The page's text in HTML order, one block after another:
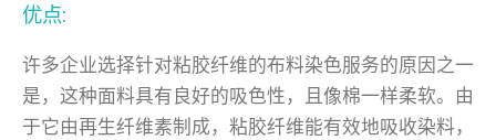
优点:
许多企业选择针对粘胶纤维的布料染色服务的原因之一
是，这种面料具有良好的吸色性，且像棉一样柔软。由
于它由再生纤维素制成，粘胶纤维能有效地吸收染料，